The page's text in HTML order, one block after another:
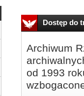
Dostęp do
Archiwum
od 1993